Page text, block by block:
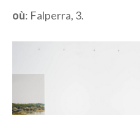
où: Falperra, 3.